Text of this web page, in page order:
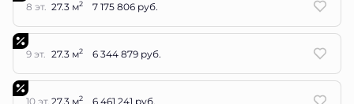
8 эт. 27.3 м2 7 175 806 руб.
9 эт. 27.3 м2 6 344 879 руб.
10 эт. 27.3 м2 6 461 241 руб.